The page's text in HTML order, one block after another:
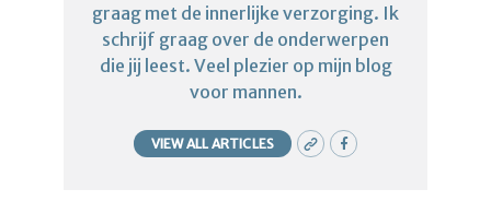
graag met de innerlijke verzorging. Ik
schrijf graag over de onderwerpen
die jij leest. Veel plezier op mijn blog
voor mannen.
VIEW ALL ARTICLES